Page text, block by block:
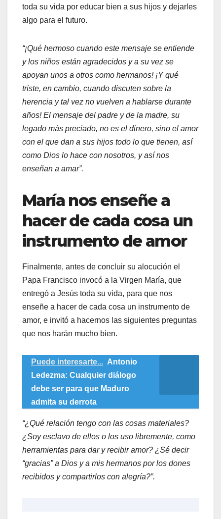
toda su vida por educar bien a sus hijos y dejarles
algo para el futuro.
“¡Qué hermoso cuando este mensaje se entiende
y los niños están agradecidos y a su vez se
apoyan unos a otros como hermanos! ¡Y qué
triste, en cambio, cuando discuten sobre la
herencia y tal vez no vuelven a hablarse durante
años! El mensaje del padre y de la madre, su
legado más preciado, no es el dinero, sino el amor
con el que dan a sus hijos todo lo que tienen, así
como Dios lo hace con nosotros, y así nos
enseñan a amar”.
María nos enseñe a
hacer de cada cosa un
instrumento de amor
Finalmente, antes de concluir su alocución el
Papa Francisco invocó a la Virgen María, que
entregó a Jesús toda su vida, para que nos
enseñe a hacer de cada cosa un instrumento de
amor, e invitó a hacernos las siguientes preguntas
que nos harán mucho bien.
Puede interesarte... Antonio
Ledezma: Cualquier diálogo
debe ser para que Maduro
admita su derrota
“¿Qué relación tengo con las cosas materiales?
¿Soy esclavo de ellos o los uso libremente, como
herramientas para dar y recibir amor? ¿Sé decir
“gracias” a Dios y a mis hermanos por los dones
recibidos y compartirlos con alegría?”.